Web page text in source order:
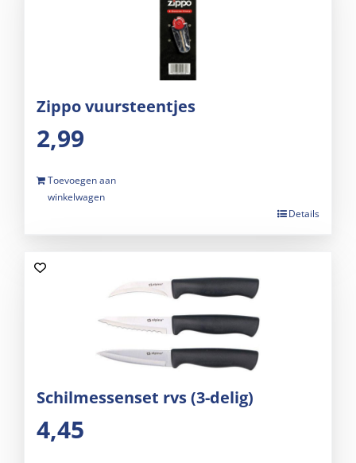
Zippo vuursteentjes
2,99
Toevoegen aan
winkelwagen
Details
Schilmessenset rvs (3-delig)
4,45